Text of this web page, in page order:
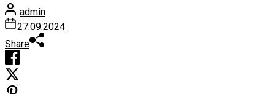
admin
27.09.2024
Share